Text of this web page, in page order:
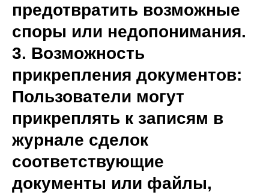
предотвратить возможные
споры или недопонимания.
3. Возможность
прикрепления документов:
Пользователи могут
прикреплять к записям в
журнале сделок
соответствующие
документы или файлы,